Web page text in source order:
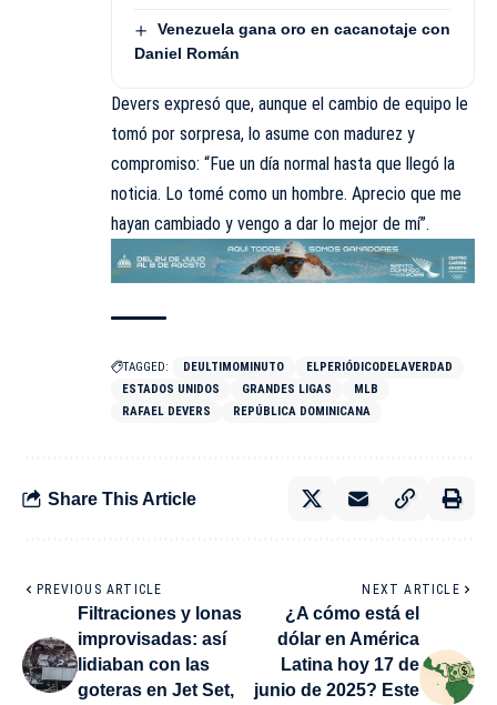
Venezuela gana oro en cacanotaje con
Daniel Román
Devers expresó que, aunque el cambio de equipo le
tomó por sorpresa, lo asume con madurez y
compromiso: “Fue un día normal hasta que llegó la
noticia. Lo tomé como un hombre. Aprecio que me
hayan cambiado y vengo a dar lo mejor de mí”.
TAGGED: DEULTIMOMINUTO
ELPERIÓDICODELAVERDAD
ESTADOS UNIDOS
GRANDES LIGAS
MLB
RAFAEL DEVERS
REPÚBLICA DOMINICANA
Share This Article
PREVIOUS ARTICLE
Filtraciones y lonas
improvisadas: así
lidiaban con las
goteras en Jet Set,
NEXT ARTICLE
¿A cómo está el
dólar en América
Latina hoy 17 de
junio de 2025? Este